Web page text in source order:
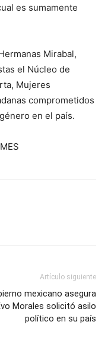
es sumamente
Mirabal,
el Núcleo de
Mujeres
comprometidos
en el país.
Artículo siguiente
mexicano asegura
Morales solicitó asilo
político en su país